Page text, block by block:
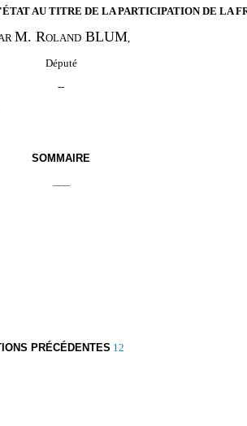
AU TITRE DE LA PARTICIPATION DE LA
M. ROLANDBLUM,
Député
--
SOMMAIRE
PRÉCÉDENTES 12